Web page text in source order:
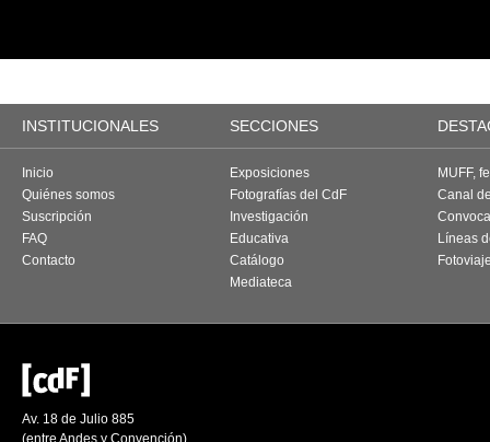
INSTITUCIONALES SECCIONES
Inicio
Quiénes somos
Suscripción
FAQ
Contacto
Exposiciones
Fotografías del CdF
Investigación
Educativa
Catálogo
Mediateca
MUFF,
Canal
Líneas
Av. 18 de Julio 885
(entre Andes y Convención)